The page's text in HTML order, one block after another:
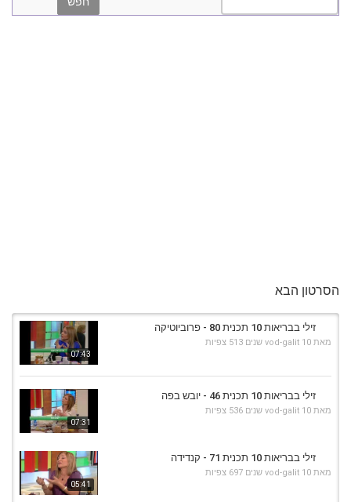
הסרטון הבא
07:43
זילי בבריאות 10 תכנית 80 - פרוביוטיקה
מאת vod-galit 10 שנים 513 צפיות
07:31
זילי בבריאות 10 תכנית 46 - יובש בפה
מאת vod-galit 10 שנים 536 צפיות
05:41
זילי בבריאות 10 תכנית 71 - קנדידה
מאת vod-galit 10 שנים 697 צפיות